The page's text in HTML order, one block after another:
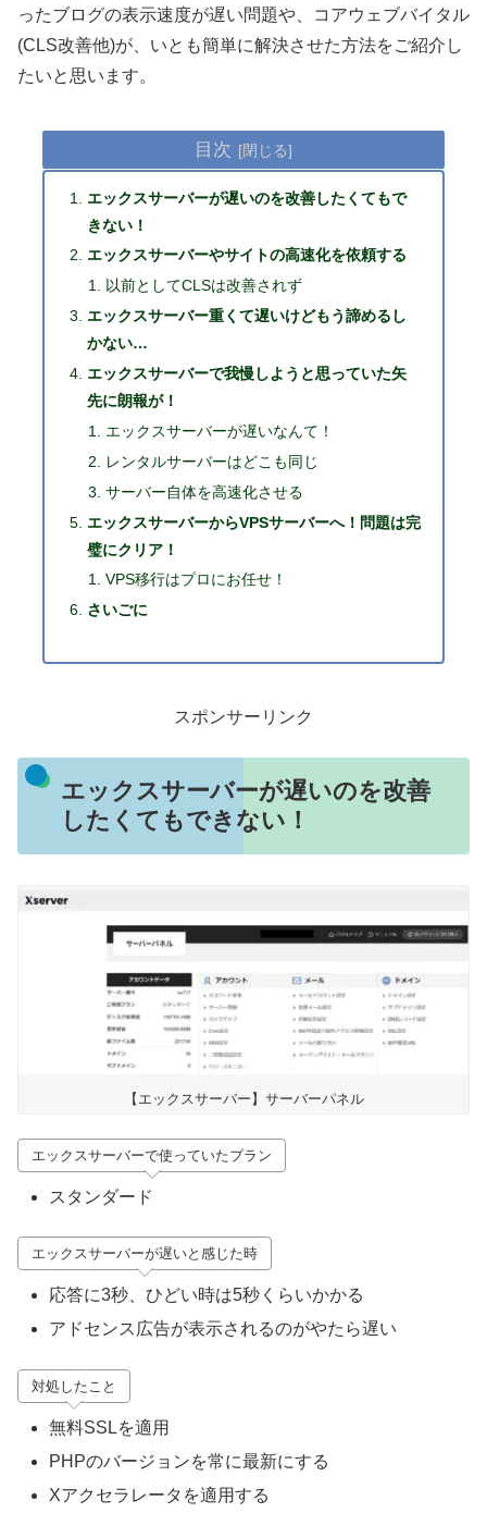
ったブログの表示速度が遅い問題や、コアウェブバイタル
(CLS改善他)が、いとも簡単に解決させた方法をご紹介し
たいと思います。
目次
エックスサーバーが遅いのを改善したくてもで
きない！
エックスサーバーやサイトの高速化を依頼する
以前としてCLSは改善されず
エックスサーバー重くて遅いけどもう諦めるし
かない…
エックスサーバーで我慢しようと思っていた矢
先に朗報が！
エックスサーバーが遅いなんて！
レンタルサーバーはどこも同じ
サーバー自体を高速化させる
エックスサーバーからVPSサーバーへ！問題は完
璧にクリア！
VPS移行はプロにお任せ！
さいごに
スポンサーリンク
エックスサーバーが遅いのを改善
したくてもできない！
【エックスサーバー】サーバーパネル
エックスサーバーで使っていたプラン
スタンダード
エックスサーバーが遅いと感じた時
応答に3秒、ひどい時は5秒くらいかかる
アドセンス広告が表示されるのがやたら遅い
対処したこと
無料SSLを適用
PHPのバージョンを常に最新にする
Xアクセラレータを適用する